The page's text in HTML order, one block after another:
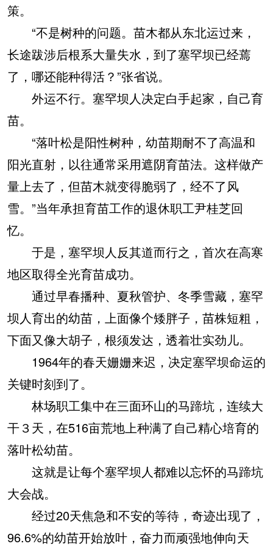
策。
“不是树种的问题。苗木都从东北运过来，
长途跋涉后根系大量失水，到了塞罕坝已经蔫
了，哪还能种得活？”张省说。
外运不行。塞罕坝人决定白手起家，自己育
苗。
“落叶松是阳性树种，幼苗期耐不了高温和
阳光直射，以往通常采用遮阴育苗法。这样做产
量上去了，但苗木就变得脆弱了，经不了风
雪。”当年承担育苗工作的退休职工尹桂芝回
忆。
于是，塞罕坝人反其道而行之，首次在高寒
地区取得全光育苗成功。
通过早春播种、夏秋管护、冬季雪藏，塞罕
坝人育出的幼苗，上面像个矮胖子，苗株短粗，
下面又像大胡子，根须发达，透着壮实劲儿。
1964年的春天姗姗来迟，决定塞罕坝命运的
关键时刻到了。
林场职工集中在三面环山的马蹄坑，连续大
干３天，在516亩荒地上种满了自己精心培育的
落叶松幼苗。
这就是让每个塞罕坝人都难以忘怀的马蹄坑
大会战。
经过20天焦急和不安的等待，奇迹出现了，
96.6%的幼苗开始放叶，奋力而顽强地伸向天